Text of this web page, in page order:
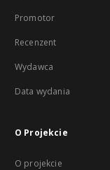
Promotor
Recenzent
Wydawca
Data wydania
O Projekcie
O projekcie